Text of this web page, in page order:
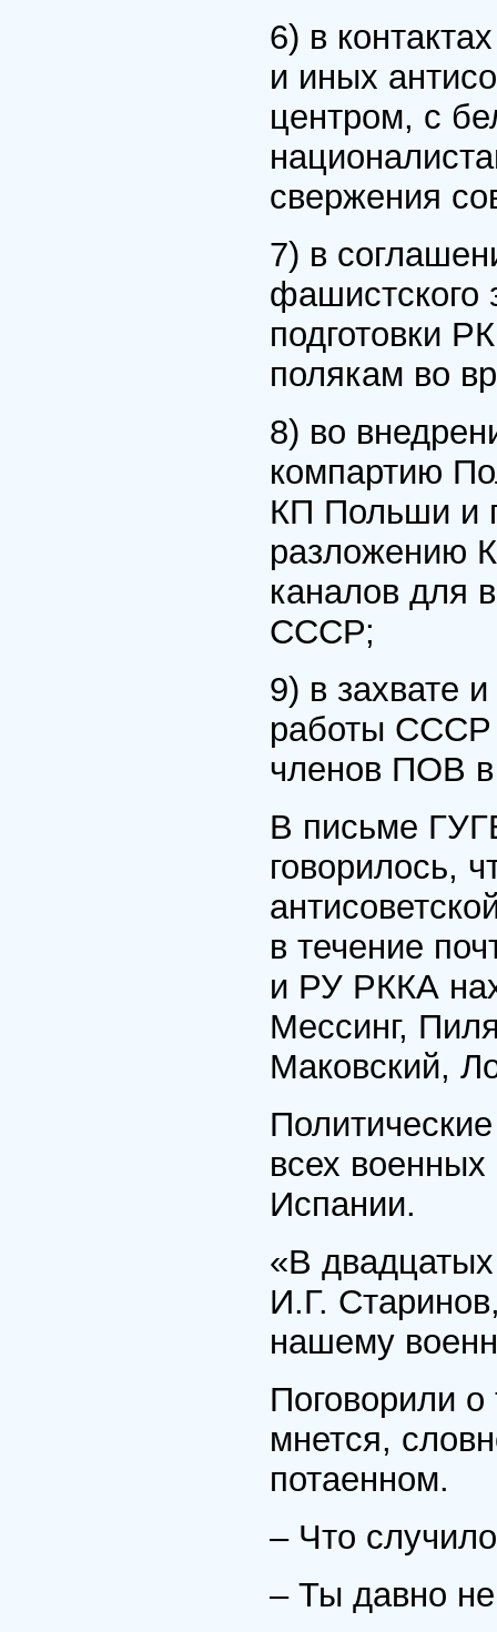
6) в
и иных
центром, с
свержения
7) в
фашистского
подготовки
полякам во
8) во
компартию
КП Польши и
разложению
каналов для
СССР;
9) в захвате
работы СССР
членов ПОВ
В письме
говорилось,
в течение
и РУ РККА
Мессинг,
Маковский,
всех
Испании.
«В
И.Г.
нашему
Поговорили
мнется,
потаенном.
– Что
– Ты давно не